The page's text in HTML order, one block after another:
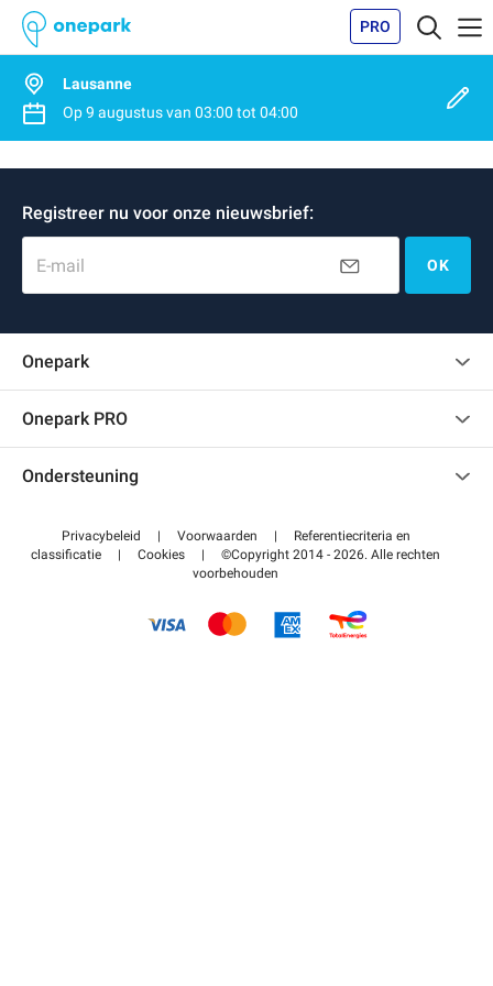
PRO
Lausanne
Op9 augustusvan 03:00 tot 04:00
Registreer nu voor onze nieuwsbrief:
E-mail OK
Onepark
Onepark PRO
Word partner van Onepark
Ondersteuning
Helpcentrum
Betalen voor parkeren FLOW
Privacybeleid | Voorwaarden |
Referentiecriteria en
classificatie
| Cookies |
©Copyright 2014 - 2026. Alle rechten
voorbehouden